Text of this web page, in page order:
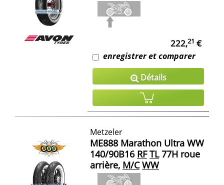
222,21 €
enregistrer et comparer
Détails
Metzeler
ME888 Marathon Ultra WW
140/90B16 RF TL77H roue
arrière, M/C WW